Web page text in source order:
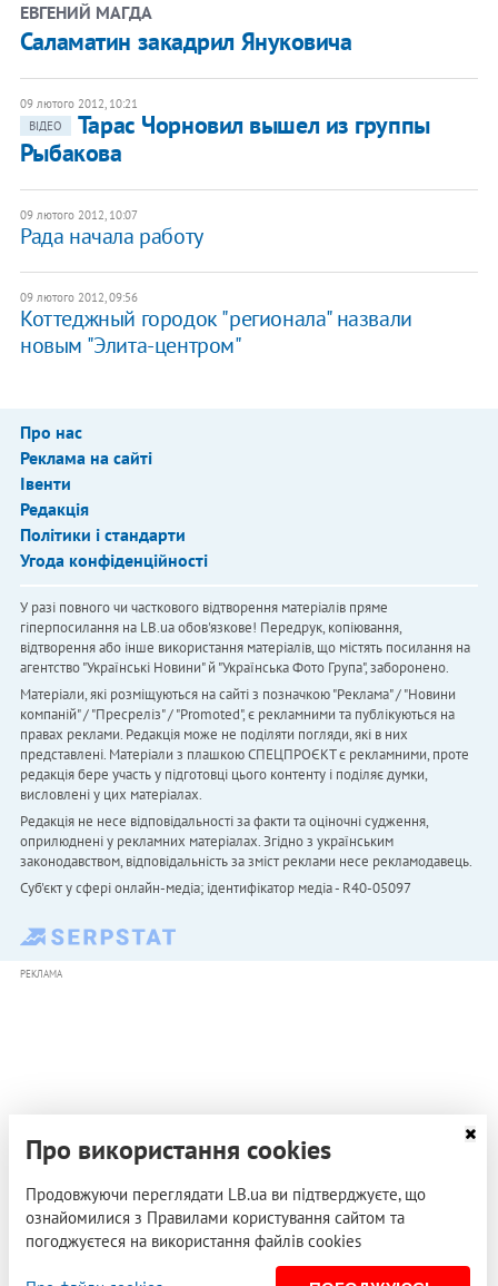
ЕВГЕНИЙ МАГДА
Саламатин закадрил Януковича
09 лютого 2012, 10:21
ВІДЕО
Тарас Чорновил вышел из группы
Рыбакова
09 лютого 2012, 10:07
Рада начала работу
09 лютого 2012, 09:56
Коттеджный городок "регионала" назвали
новым "Элита-центром"
Про нас
Реклама на сайті
Івенти
Редакція
Політики і стандарти
Угода конфіденційності
У разі повного чи часткового відтворення матеріалів пряме
гіперпосилання на LB.ua обов'язкове! Передрук, копіювання,
відтворення або інше використання матеріалів, що містять посилання на
агентство "Українськi Новини" й "Українська Фото Група", заборонено.
Матеріали, які розміщуються на сайті з позначкою "Реклама" / "Новини
компаній" / "Пресреліз" / "Promoted", є рекламними та публікуються на
правах реклами. Редакція може не поділяти погляди, які в них
представлені. Матеріали з плашкою СПЕЦПРОЄКТ є рекламними, проте
редакція бере участь у підготовці цього контенту і поділяє думки,
висловлені у цих матеріалах.
Редакція не несе відповідальності за факти та оціночні судження,
оприлюднені у рекламних матеріалах. Згідно з українським
законодавством, відповідальність за зміст реклами несе рекламодавець.
Cуб'єкт у сфері онлайн-медіа; ідентифікатор медіа - R40-05097
РЕКЛАМА
Про використання cookies
Продовжуючи переглядати LB.ua ви підтверджуєте, що
ознайомилися з Правилами користування сайтом та
погоджуєтеся на використання файлів cookies